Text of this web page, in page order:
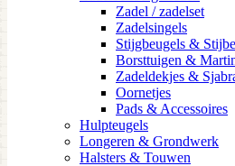
Zadel / zadelset
Zadelsingels
Stijgbeugels &
Borsttuigen &
Zadeldekjes &
Oornetjes
Pads & Accessoires
Hulpteugels
Longeren & Grondwerk
Halsters & Touwen